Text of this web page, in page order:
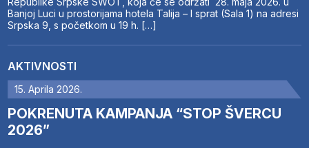
Banjoj Luci u prostorijama hotela Talija – I sprat (Sala 1) na adresi
Srpska 9, s početkom u 19 h. […]
AKTIVNOSTI
15. Aprila 2026.
POKRENUTA KAMPANJA “STOP ŠVERCU
2026”